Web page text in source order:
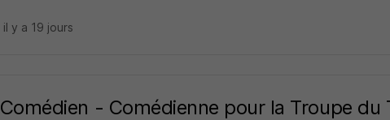
il y a 19 jours
Comédien - Comédienne pour la Troupe du